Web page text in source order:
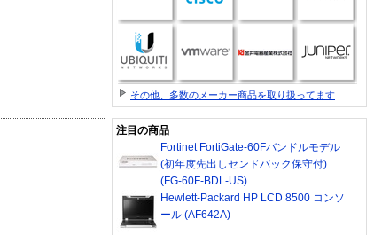
その他、多数のメーカー商品を取り扱ってます
注目の商品
Fortinet FortiGate-60Fバンドルモデル
(初年度先出しセンドバック保守付)
(FG-60F-BDL-US)
Hewlett-Packard HP LCD 8500 コンソ
ール (AF642A)